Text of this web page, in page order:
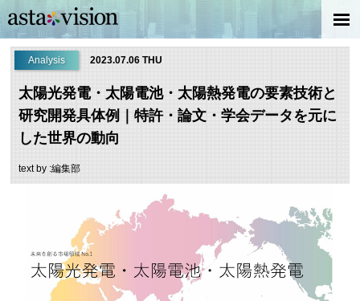
Analysis 2023.07.06 THU
太陽光発電・太陽電池・太陽熱発電の要素技術と
研究開発具体例｜特許・論文・学会データを元に
した世界の動向
text by :編集部